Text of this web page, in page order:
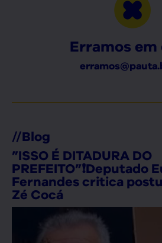
Erramos em
//Blog
”ISSO É DITADURA DO
PREFEITO”❗Deputado
Fernandes critica
Zé Cocá